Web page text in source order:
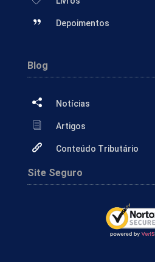
Depoimentos
Blog
Notícias
Artigos
Conteúdo Tributário
Site Seguro